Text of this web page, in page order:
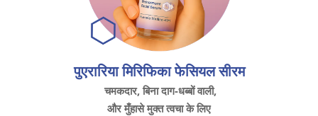
पुएरारिया मिरिफिका फेसियल सीरम
चमकदार, बिना दाग-धब्बों वाली,
और मुँहासे मुक्त त्वचा के लिए